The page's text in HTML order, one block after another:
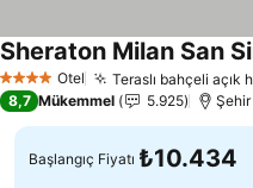
4 Yıldız Otel Teraslı bahçeli açık
Sheraton Milan San
8,7 Mükemmel 5.925 Şehir
Başlangıç Fiyatı ₺10.434